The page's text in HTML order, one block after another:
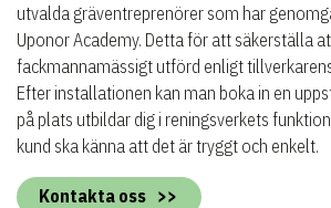
utvalda gräventreprenörer som har
Uponor Academy. Detta för att säkerställa
fackmannamässigt utförd enligt
Efter installationen kan man boka in en
på plats utbildar dig i reningsverkets
kund ska känna att det är tryggt och enkelt.
Kontakta oss